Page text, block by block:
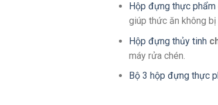
Hộp đựng thực phẩm
giúp thức ăn không
Hộp đựng thủy tinh
máy rửa chén.
Bộ 3 hộp đựng thực